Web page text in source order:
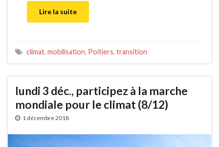
Lire la suite
climat, mobilisation, Poitiers, transition
lundi 3 déc., participez à la marche
mondiale pour le climat (8/12)
1 décembre 2018